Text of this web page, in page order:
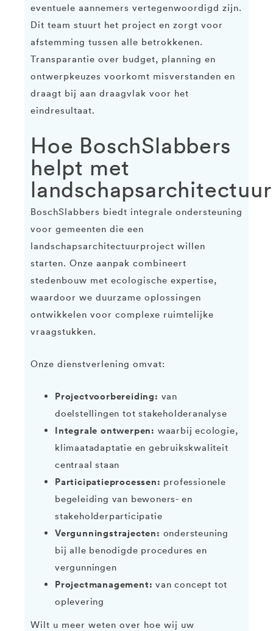
eventuele aannemers vertegenwoordigd zijn.
Dit team stuurt het project en zorgt voor
afstemming tussen alle betrokkenen.
Transparantie over budget, planning en
ontwerpkeuzes voorkomt misverstanden en
draagt bij aan draagvlak voor het
eindresultaat.
Hoe BoschSlabbers
helpt met
BoschSlabbers biedt integrale ondersteuning
voor gemeenten die een
landschapsarchitectuurproject willen
starten. Onze aanpak combineert
stedenbouw met ecologische expertise,
waardoor we duurzame oplossingen
ontwikkelen voor complexe ruimtelijke
vraagstukken.
Onze dienstverlening omvat:
Projectvoorbereiding: van
doelstellingen tot stakeholderanalyse
Integrale ontwerpen: waarbij ecologie,
klimaatadaptatie en gebruikskwaliteit
centraal staan
Participatieprocessen: professionele
begeleiding van bewoners- en
stakeholderparticipatie
Vergunningstrajecten: ondersteuning
bij alle benodigde procedures en
vergunningen
Projectmanagement: van concept tot
oplevering
Wilt u meer weten over hoe wij uw